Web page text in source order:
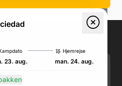
23. aug.
Hjemrejse
man. 24. aug.